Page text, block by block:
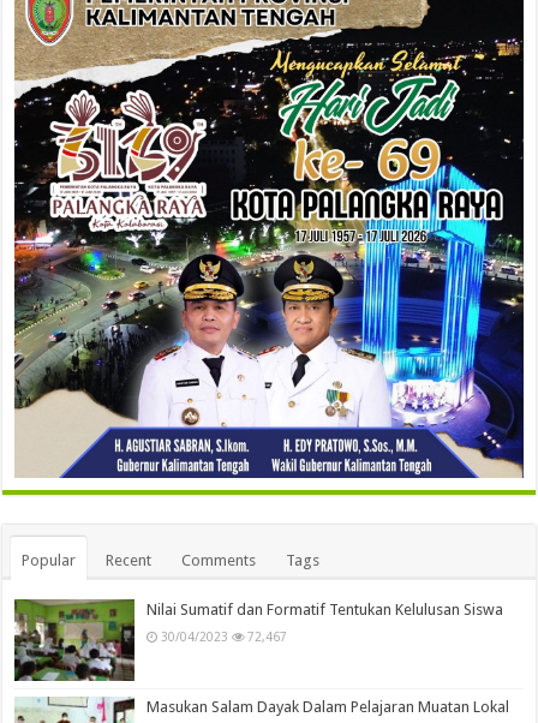
Popular Recent Comments Tags
Nilai Sumatif dan Formatif Tentukan Kelulusan Siswa
30/04/2023 72,467
Masukan Salam Dayak Dalam Pelajaran Muatan Lokal